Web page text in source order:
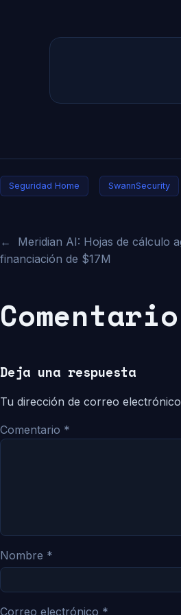
Seguridad Home SwannSecurity
←
Meridian AI: Hojas de cálculo
financiación de $17M
Deja una respuesta
Tu dirección de correo
Comentario *
Nombre *
Correo electrónico *